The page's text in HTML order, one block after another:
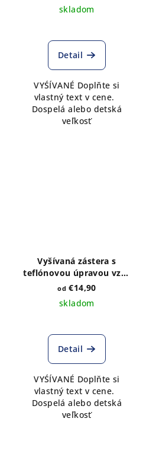
skladom
Detail
VYŚÍVANÉ Doplňte si
vlastný text v cene.
Dospelá alebo detská
veľkosť
Vyšívaná zástera s
teflónovou úpravou vzor
Kristián zlatý
od €14,90
skladom
Detail
VYŚÍVANÉ Doplňte si
vlastný text v cene.
Dospelá alebo detská
veľkosť